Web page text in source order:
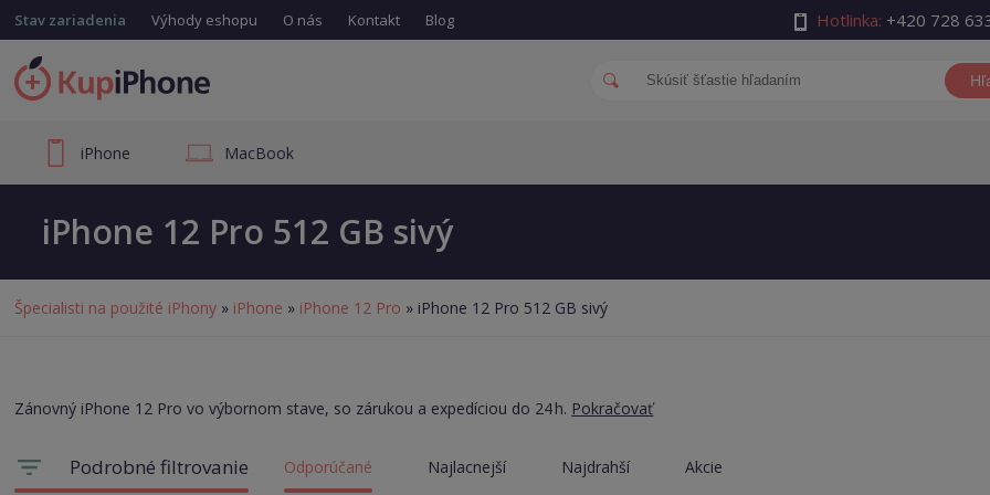
Stav zariadenia Výhody eshopu O nás Kontakt Blog Hotlinka: +420 728
iPhone MacBook
iPhone 12 Pro 512 GB sivý
Špecialisti na použité iPhony » iPhone » iPhone 12 Pro » iPhone 12 Pro 512 GB sivý
Zánovný iPhone 12 Pro vo výbornom stave, so zárukou a expedíciou do 24 h. Pokračovať
Podrobné filtrovanie Odporúčané Najlacnejší Najdrahší Akcie